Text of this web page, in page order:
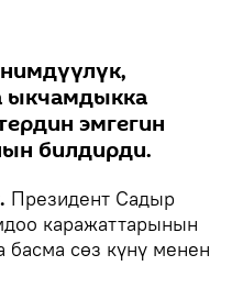
ыкчамдыкка
эмгегин
билдирди.
Президент Садыр
каражаттарынын
сөз күнү менен